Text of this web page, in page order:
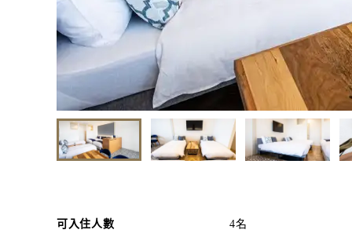
可入住人數 4名